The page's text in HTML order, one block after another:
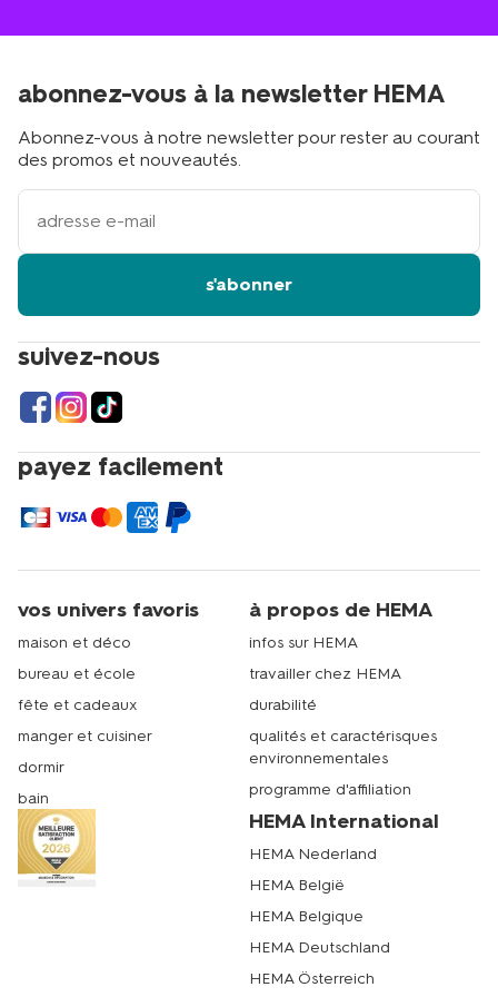
suivez-nous
payez facilement
abonnez-vous à la newsletter HEMA
Abonnez-vous à notre newsletter pour rester au courant
des promos et nouveautés.
votre
adresse
s'abonner
vos univers favoris
maison et déco
bureau et école
fête et cadeaux
manger et cuisiner
dormir
bain
à propos de HEMA
infos sur HEMA
travailler chez HEMA
durabilité
qualités et caractérisques
environnementales
programme d'affiliation
HEMA International
HEMA Nederland
HEMA België
HEMA Belgique
HEMA Deutschland
HEMA Österreich